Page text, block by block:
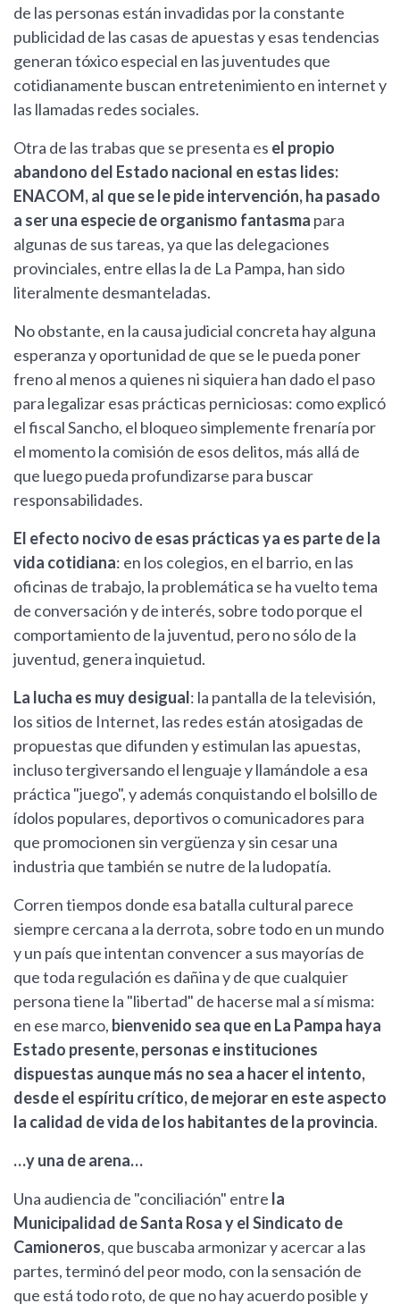
de las personas están invadidas por la constante
publicidad de las casas de apuestas y esas tendencias
generan tóxico especial en las juventudes que
cotidianamente buscan entretenimiento en internet y
las llamadas redes sociales.
Otra de las trabas que se presenta es el propio
abandono del Estado nacional en estas lides:
ENACOM, al que se le pide intervención, ha pasado
a ser una especie de organismo fantasma para
algunas de sus tareas, ya que las delegaciones
provinciales, entre ellas la de La Pampa, han sido
literalmente desmanteladas.
No obstante, en la causa judicial concreta hay alguna
esperanza y oportunidad de que se le pueda poner
freno al menos a quienes ni siquiera han dado el paso
para legalizar esas prácticas perniciosas: como explicó
el fiscal Sancho, el bloqueo simplemente frenaría por
el momento la comisión de esos delitos, más allá de
que luego pueda profundizarse para buscar
responsabilidades.
El efecto nocivo de esas prácticas ya es parte de la
vida cotidiana: en los colegios, en el barrio, en las
oficinas de trabajo, la problemática se ha vuelto tema
de conversación y de interés, sobre todo porque el
comportamiento de la juventud, pero no sólo de la
juventud, genera inquietud.
La lucha es muy desigual: la pantalla de la televisión,
los sitios de Internet, las redes están atosigadas de
propuestas que difunden y estimulan las apuestas,
incluso tergiversando el lenguaje y llamándole a esa
práctica "juego", y además conquistando el bolsillo de
ídolos populares, deportivos o comunicadores para
que promocionen sin vergüenza y sin cesar una
industria que también se nutre de la ludopatía.
Corren tiempos donde esa batalla cultural parece
siempre cercana a la derrota, sobre todo en un mundo
y un país que intentan convencer a sus mayorías de
que toda regulación es dañina y de que cualquier
persona tiene la "libertad" de hacerse mal a sí misma:
en ese marco, bienvenido sea que en La Pampa haya
Estado presente, personas e instituciones
dispuestas aunque más no sea a hacer el intento,
desde el espíritu crítico, de mejorar en este aspecto
la calidad de vida de los habitantes de la provincia.
…y una de arena…
Una audiencia de "conciliación" entre la
Municipalidad de Santa Rosa y el Sindicato de
Camioneros, que buscaba armonizar y acercar a las
partes, terminó del peor modo, con la sensación de
que está todo roto, de que no hay acuerdo posible y